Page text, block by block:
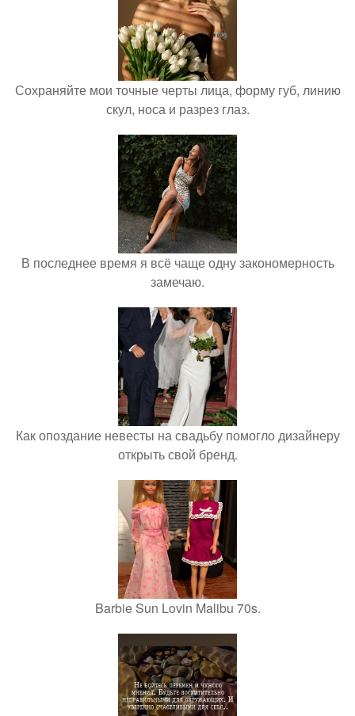
Сохраняйте мои точные черты лица, форму губ, линию
скул, носа и разрез глаз.
В последнее время я всё чаще одну закономерность
замечаю.
Как опоздание невесты на свадьбу помогло дизайнеру
открыть свой бренд.
Barbie Sun Lovin Malibu 70s.